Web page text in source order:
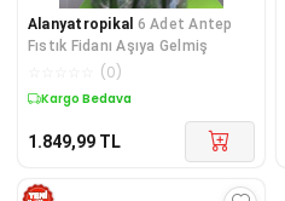
Alanyatropikal 6 Adet Antep
Fıstık Fidanı Aşıya Gelmiş
(0)
Kargo Bedava
1.849,99 TL